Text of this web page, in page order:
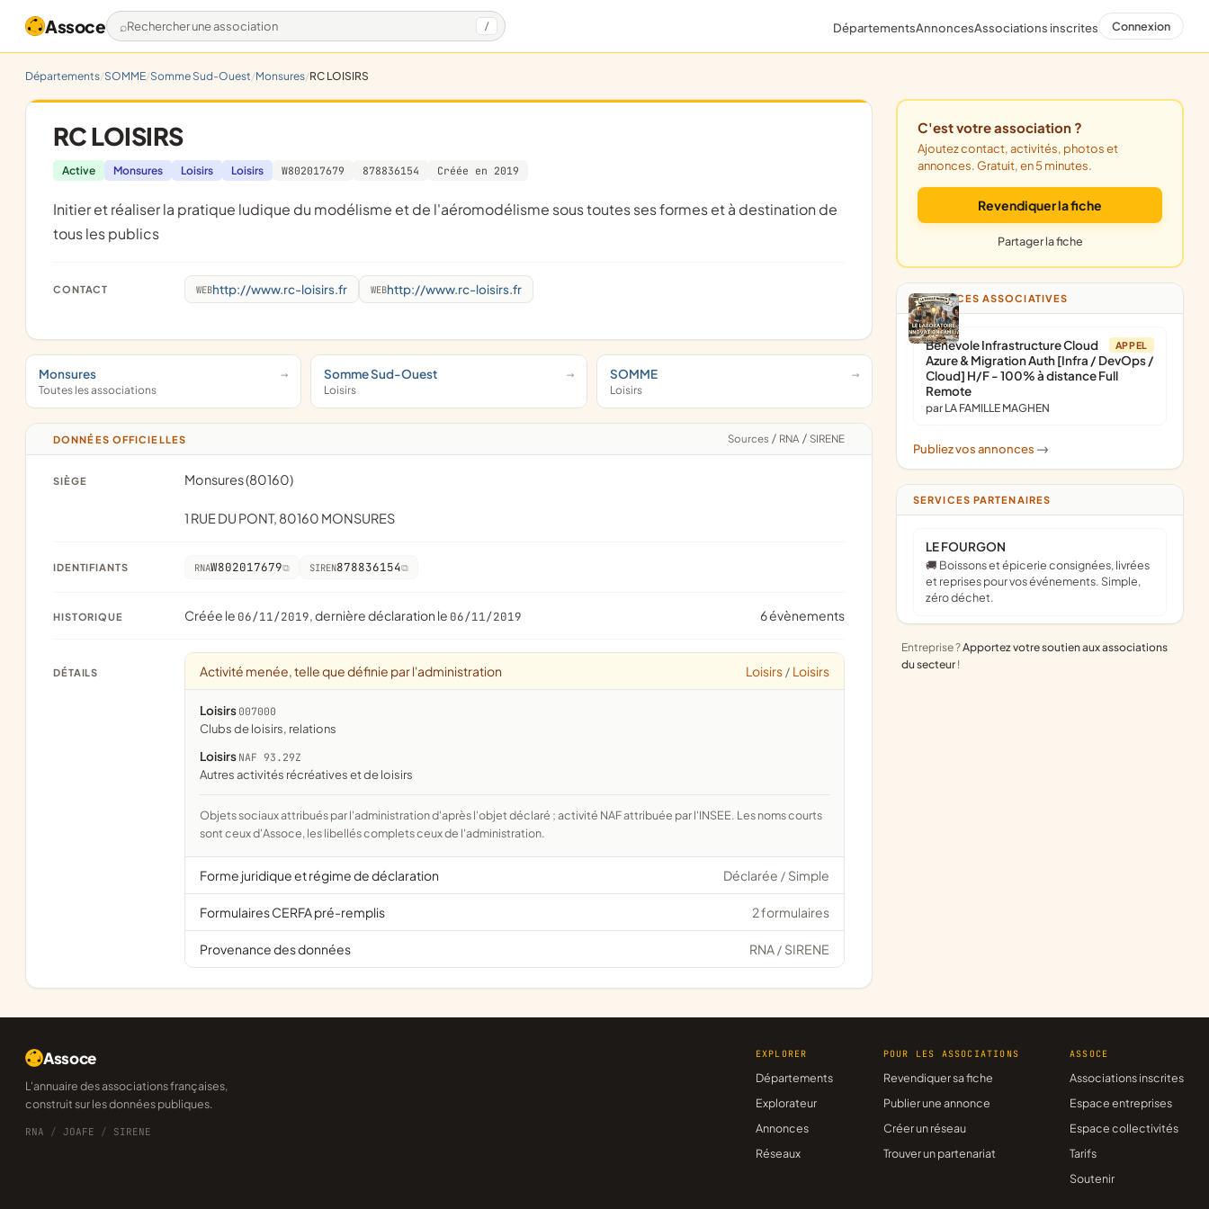
Assoce Rechercher une association / DépartementsAnnoncesAssociations inscrites Connexion
Départements SOMME Somme Sud-Ouest Monsures RC LOISIRS
RC LOISIRS
Active Monsures Loisirs Loisirs W802017679 878836154 Créée en 2019
initier et réaliser la pratique ludique du modélisme et de l'aéromodélisme sous toutes ses formes et à destination de
tous les publics
CONTACT WEBhttp://www.rc-loisirs.fr WEBhttp://www.rc-loisirs.fr
Monsures
Toutes les associations
Somme Sud-Ouest
Loisirs
SOMME
Loisirs
DONNÉES OFFICIELLES Sources / RNA / SIRENE
SIÈGE Monsures (80160)
1 RUE DU PONT, 80160 MONSURES
IDENTIFIANTS RNAW802017679 SIREN878836154
HISTORIQUE Créée le 06/11/2019, dernière déclaration le 06/11/2019 6 évènements
DÉTAILS Activité menée, telle que définie par l'administration Loisirs / Loisirs
Loisirs 007000
clubs de loisirs, relations
Loisirs NAF 93.29Z
Autres activités récréatives et de loisirs
Objets sociaux attribués par l'administration d'après l'objet déclaré ; activité NAF attribuée par l'INSEE. Les noms courts
sont ceux d'Assoce, les libellés complets ceux de l'administration.
Forme juridique et régime de déclaration Déclarée / Simple
Formulaires CERFA pré-remplis 2 formulaires
Provenance des données RNA / SIRENE
C'est votre association ?
Ajoutez contact, activités, photos et
annonces. Gratuit, en 5 minutes.
Revendiquer la fiche
Partager la fiche
ANNONCES ASSOCIATIVES
APPEL
Bénévole Infrastructure Cloud
Azure & Migration Auth [Infra / DevOps /
Cloud] H/F - 100% à distance Full
Remote
par LA FAMILLE MAGHEN
Publiez vos annonces ->
SERVICES PARTENAIRES
LE FOURGON
🚚 Boissons et épicerie consignées, livrées
et reprises pour vos événements. Simple,
zéro déchet.
Entreprise ?Apportez votre soutien aux associations
du secteur !
Assoce
L'annuaire des associations françaises,
construit sur les données publiques.
RNA / JOAFE / SIRENE
EXPLORER
Départements
Explorateur
Annonces
Réseaux
POUR LES ASSOCIATIONS
Revendiquer sa fiche
Publier une annonce
Créer un réseau
Trouver un partenariat
ASSOCE
Associations inscrites
Espace entreprises
Espace collectivités
Tarifs
Soutenir